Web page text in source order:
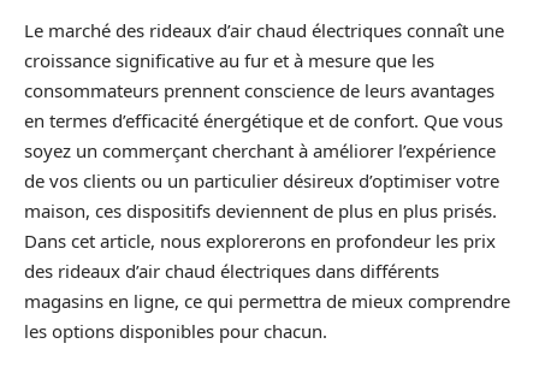
Le marché des rideaux d’air chaud électriques connaît une
croissance significative au fur et à mesure que les
consommateurs prennent conscience de leurs avantages
en termes d’efficacité énergétique et de confort. Que vous
soyez un commerçant cherchant à améliorer l’expérience
de vos clients ou un particulier désireux d’optimiser votre
maison, ces dispositifs deviennent de plus en plus prisés.
Dans cet article, nous explorerons en profondeur les prix
des rideaux d’air chaud électriques dans différents
magasins en ligne, ce qui permettra de mieux comprendre
les options disponibles pour chacun.